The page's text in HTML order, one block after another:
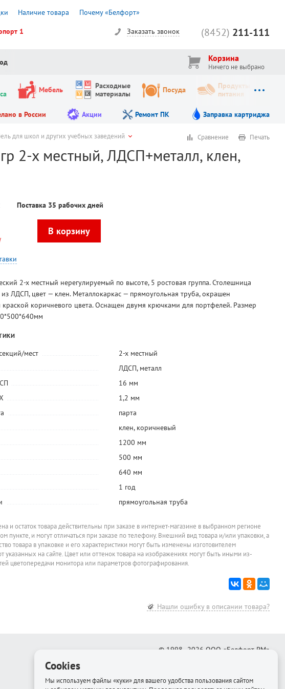
Наличие товара Почему «Белфорт»
1 (8452) 211-111
Заказать звонок
Корзина
Ничего не выбрано
Мебель
Расходные
материалы
Посуда
Продукты
питания
в России Акции Ремонт ПК Заправка картриджа
для школ и других учебных заведений
2-х местный, ЛДСП+металл, клен,
Сравнение Печать
Поставка 35 рабочих дней
2-х местный нерегулируемый по высоте, 5 ростовая группа. Столешница
из ЛДСП, цвет — клен. Металлокаркас — прямоугольная труба, окрашен
коричневого цвета. Оснащен двумя крючками для портфелей. Размер
мест
2-х местный
ЛДСП, металл
16 мм
1,2 мм
парта
клен, коричневый
1200 мм
500 мм
640 мм
1 год
прямоугольная труба
и остаток товара действительны при заказе в интернет-магазине в выбранном регионе
пункте, и могут отличаться при заказе по телефону. Внешний вид товара и/или упаковки, а
товара в упаковке и его характеристики могут быть изменены изготовителем
указанных на сайте. Цвет или оттенок товара на изображениях могут быть иными из-
цветопередачи монитора или параметров фотографирования.
Нашли ошибку в описании товара?
© 1998–2026 ООО «Белфорт-РМ»
Cookies
Мы используем файлы «куки» для вашего удобства пользования сайтом